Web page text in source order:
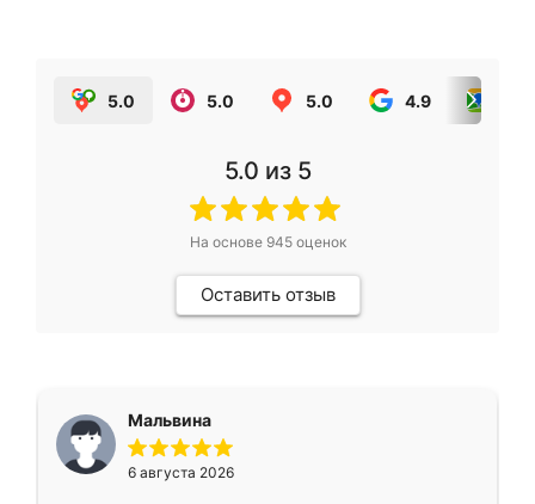
5.0 5.0 5.0 4.9
5.0 из 5
На основе 945оценок
Оставить отзыв
Мальвина
6 августа 2026